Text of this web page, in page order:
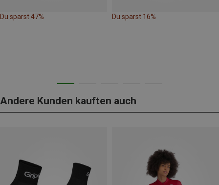
Du sparst 47% Du sparst 16%
Andere Kunden kauften auch